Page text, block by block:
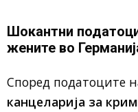
Шокантни
жените во
Според податоците
канцеларија за